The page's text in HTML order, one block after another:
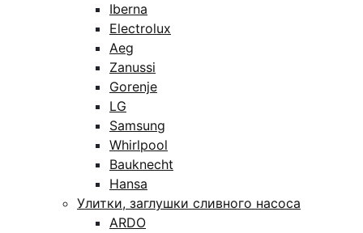
Iberna
Electrolux
Aeg
Zanussi
Gorenje
LG
Samsung
Whirlpool
Bauknecht
Hansa
Улитки, заглушки сливного насоса
ARDO